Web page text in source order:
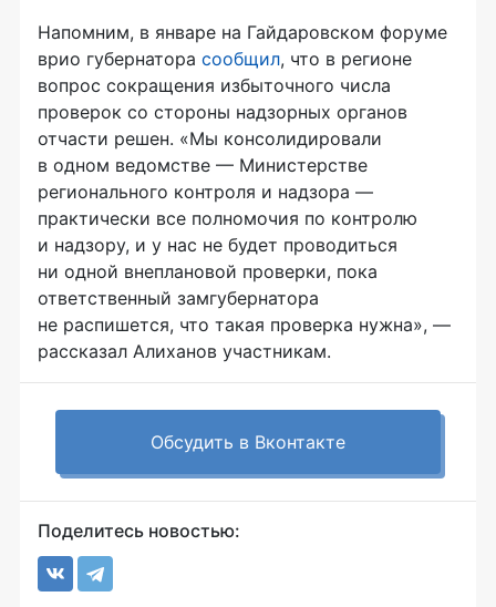
Напомним, в январе на Гайдаровском форуме
врио губернатора сообщил, что в регионе
вопрос сокращения избыточного числа
проверок со стороны надзорных органов
отчасти решен. «Мы консолидировали
в одном ведомстве — Министерстве
регионального контроля и надзора —
практически все полномочия по контролю
и надзору, и у нас не будет проводиться
ни одной внеплановой проверки, пока
ответственный замгубернатора
не распишется, что такая проверка нужна», —
рассказал Алиханов участникам.
Обсудить в Вконтакте
Поделитесь новостью: